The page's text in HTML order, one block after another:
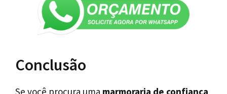
Conclusão
Se você procura uma marmoraria de confiança